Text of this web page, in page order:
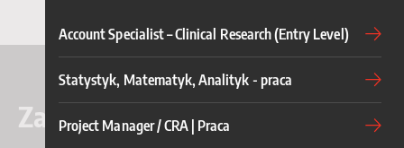
Zapewniamy
Account Specialist – Clinical Research (Entry Level)
Statystyk, Matematyk, Analityk - praca
Project Manager / CRA | Praca